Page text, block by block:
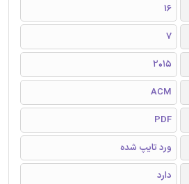
16
7
2015
ACM
PDF
ورد تایپ شده
دارد